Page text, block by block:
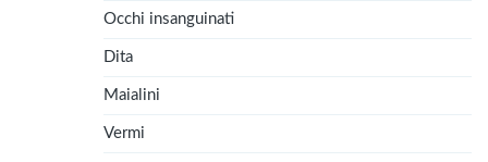
Occhi insanguinati
Dita
Maialini
Vermi